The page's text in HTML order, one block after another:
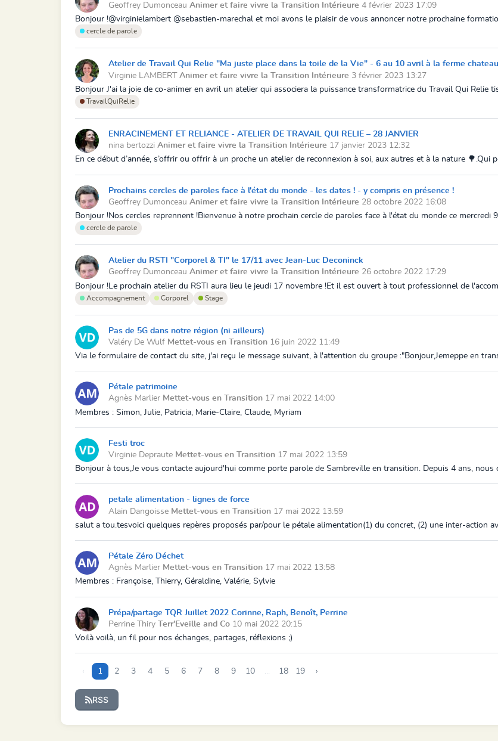
Geoffrey Dumonceau Animer et faire vivre la Transition Intérieure 4 février 2023 17:09
Bonjour !@virginielambert @sebastien-marechal et moi avons le plaisir de vous annoncer notre prochaine
cercle de parole
Atelier de Travail Qui Relie "Ma juste place dans la toile de la Vie" - 6 au 10 avril à la ferme
Virginie LAMBERT Animer et faire vivre la Transition Intérieure 3 février 2023 13:27
Bonjour J'ai la joie de co-animer en avril un atelier qui associera la puissance transformatrice du Travail Qui Relie
TravailQuiRelie
ENRACINEMENT ET RELIANCE - ATELIER DE TRAVAIL QUI RELIE – 28 JANVIER
nina bertozzi Animer et faire vivre la Transition Intérieure 17 janvier 2023 12:32
En ce début d’année, s’offrir ou offrir à un proche un atelier de reconnexion à soi, aux autres et à la nature 🌳.Qui
Prochains cercles de paroles face à l'état du monde - les dates ! - y compris en présence !
Geoffrey Dumonceau Animer et faire vivre la Transition Intérieure 28 octobre 2022 16:08
Bonjour !Nos cercles reprennent !Bienvenue à notre prochain cercle de paroles face à l'état du monde ce mercredi
cercle de parole
Atelier du RSTI "Corporel & TI" le 17/11 avec Jean-Luc Deconinck
Geoffrey Dumonceau Animer et faire vivre la Transition Intérieure 26 octobre 2022 17:29
Bonjour !Le prochain atelier du RSTI aura lieu le jeudi 17 novembre !Et il est ouvert à tout professionnel de
Accompagnement Corporel Stage
Pas de 5G dans notre région (ni ailleurs)
Valéry De Wulf Mettet-vous en Transition 16 juin 2022 11:49
Via le formulaire de contact du site, j'ai reçu le message suivant, à l'attention du groupe :"Bonjour,Jemeppe en
Pétale patrimoine
Agnès Marlier Mettet-vous en Transition 17 mai 2022 14:00
Membres : Simon, Julie, Patricia, Marie-Claire, Claude, Myriam
Festi troc
Virginie Depraute Mettet-vous en Transition 17 mai 2022 13:59
Bonjour à tous,Je vous contacte aujourd'hui comme porte parole de Sambreville en transition. Depuis 4 ans,
petale alimentation - lignes de force
Alain Dangoisse Mettet-vous en Transition 17 mai 2022 13:59
salut a tou.tesvoici quelques repères proposés par/pour le pétale alimentation(1) du concret, (2) une inter-action
Pétale Zéro Déchet
Agnès Marlier Mettet-vous en Transition 17 mai 2022 13:58
Membres : Françoise, Thierry, Géraldine, Valérie, Sylvie
Prépa/partage TQR Juillet 2022 Corinne, Raph, Benoît, Perrine
Perrine Thiry Terr'Eveille and Co 10 mai 2022 20:15
Voilà voilà, un fil pour nos échanges, partages, réflexions ;)
‹ 1 2 3 4 5 6 7 8 9 10 ... 18 19 ›
RSS